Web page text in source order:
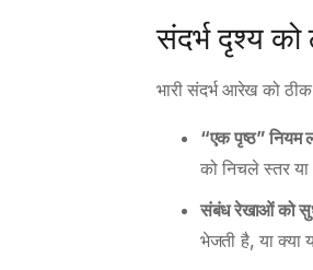
संदर्भ दृश्य
भारी संदर्भ आरेख को
“एक पृष्ठ” नियम
को निचले स्तर
संबंध रेखाओं को
भेजती है, या क्या